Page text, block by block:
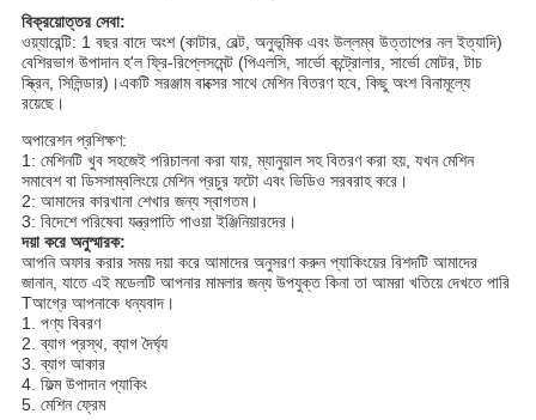
বিক্রয়োত্তর সেবা:
ওয়্যারেন্টি: 1 বছর বাদে অংশ (কাটার, বেল্ট, অনুভূমিক এবং উল্লম্ব উত্তাপের নল ইত্যাদি)
বেশিরভাগ উপাদান হ'ল ফ্রি-রিপ্লেসমেন্ট (পিএলসি, সার্ভো কন্ট্রোলার, সার্ভো মোটর, টাচ
স্ক্রিন, সিলিন্ডার)।একটি সরঞ্জাম বাক্সের সাথে মেশিন বিতরণ হবে, কিছু অংশ বিনামূল্যে
রয়েছে।
অপারেশন প্রশিক্ষণ:
1: মেশিনটি খুব সহজেই পরিচালনা করা যায়, ম্যানুয়াল সহ বিতরণ করা হয়, যখন মেশিন
সমাবেশ বা ডিসসাম্বলিংয়ে মেশিন প্রচুর ফটো এবং ভিডিও সরবরাহ করে।
2: আমাদের কারখানা শেখার জন্য স্বাগতম।
3: বিদেশে পরিষেবা যন্ত্রপাতি পাওয়া ইঞ্জিনিয়ারদের।
দয়া করে অনুস্মারক:
আপনি অফার করার সময় দয়া করে আমাদের অনুসরণ করুন প্যাকিংয়ের বিশদটি আমাদের
জানান, যাতে এই মডেলটি আপনার মামলার জন্য উপযুক্ত কিনা তা আমরা খতিয়ে দেখতে পারি
Tআগ্রে আপনাকে ধন্যবাদ।
1. পণ্য বিবরণ
2. ব্যাগ প্রস্থ, ব্যাগ দৈর্ঘ্য
3. ব্যাগ আকার
4. ফিল্ম উপাদান প্যাকিং
5. মেশিন ফ্রেম